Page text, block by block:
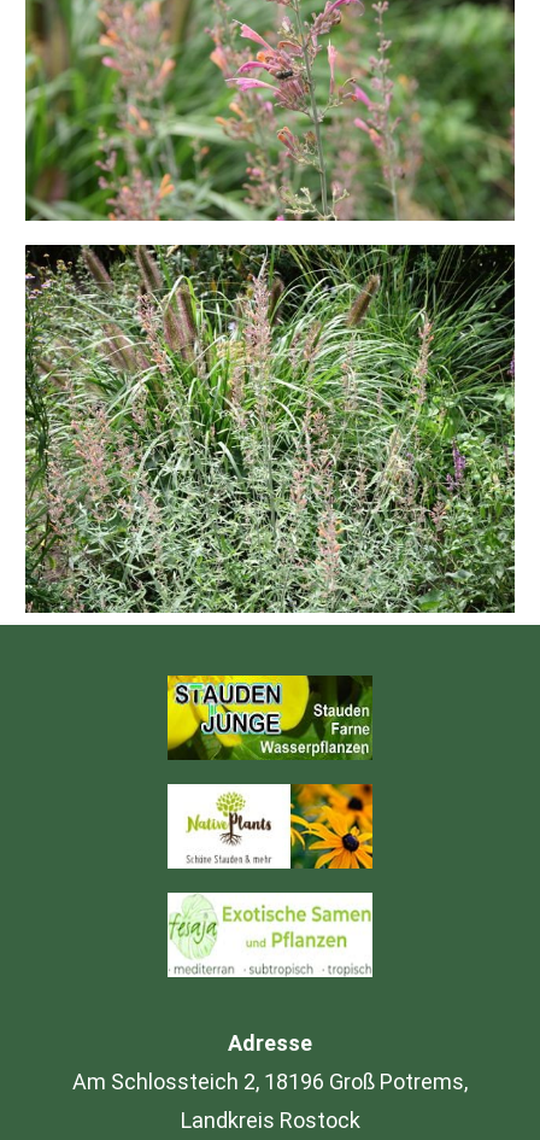
Adresse
Am Schlossteich 2, 18196 Groß Potrems,
Landkreis Rostock